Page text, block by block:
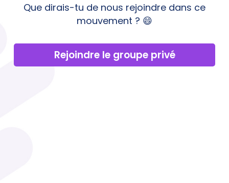
Que dirais-tu de nous rejoindre dans ce
mouvement ? 😄
Rejoindre le groupe privé